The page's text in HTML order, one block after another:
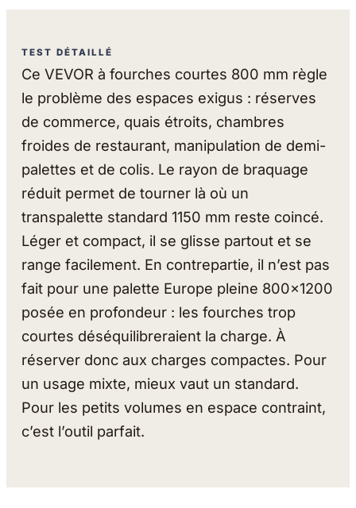
TEST DÉTAILLÉ
Ce VEVOR à fourches courtes 800 mm règle
le problème des espaces exigus : réserves
de commerce, quais étroits, chambres
froides de restaurant, manipulation de demi-
palettes et de colis. Le rayon de braquage
réduit permet de tourner là où un
transpalette standard 1150 mm reste coincé.
Léger et compact, il se glisse partout et se
range facilement. En contrepartie, il n’est pas
fait pour une palette Europe pleine 800×1200
posée en profondeur : les fourches trop
courtes déséquilibreraient la charge. À
réserver donc aux charges compactes. Pour
un usage mixte, mieux vaut un standard.
Pour les petits volumes en espace contraint,
c’est l’outil parfait.